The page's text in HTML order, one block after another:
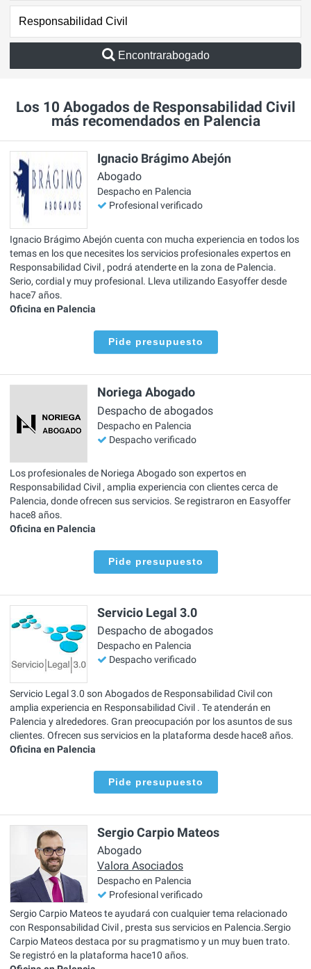
Encontrarabogado
Los 10 Abogados de Responsabilidad Civil
más recomendados en Palencia
Ignacio Brágimo Abejón
Abogado
Despacho en Palencia
Profesional verificado
Ignacio Brágimo Abejón cuenta con mucha experiencia en todos los
temas en los que necesites los servicios profesionales expertos en
Responsabilidad Civil , podrá atenderte en la zona de Palencia.
Serio, cordial y muy profesional. Lleva utilizando Easyoffer desde
hace7 años.
Oficina en Palencia
Pide presupuesto
Noriega Abogado
Despacho de abogados
Despacho en Palencia
Despacho verificado
Los profesionales de Noriega Abogado son expertos en
Responsabilidad Civil , amplia experiencia con clientes cerca de
Palencia, donde ofrecen sus servicios. Se registraron en Easyoffer
hace8 años.
Oficina en Palencia
Pide presupuesto
Servicio Legal 3.0
Despacho de abogados
Despacho en Palencia
Despacho verificado
Servicio Legal 3.0 son Abogados de Responsabilidad Civil con
amplia experiencia en Responsabilidad Civil . Te atenderán en
Palencia y alrededores. Gran preocupación por los asuntos de sus
clientes. Ofrecen sus servicios en la plataforma desde hace8 años.
Oficina en Palencia
Pide presupuesto
Sergio Carpio Mateos
Abogado
Valora Asociados
Despacho en Palencia
Profesional verificado
Sergio Carpio Mateos te ayudará con cualquier tema relacionado
con Responsabilidad Civil , presta sus servicios en Palencia.Sergio
Carpio Mateos destaca por su pragmatismo y un muy buen trato.
Se registró en la plataforma hace10 años.